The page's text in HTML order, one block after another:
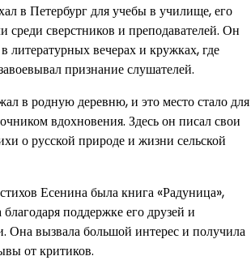
в Петербург для учебы в училище, его
среди сверстников и преподавателей. Он
литературных вечерах и кружках, где
признание слушателей.
в родную деревню, и это место стало для
вдохновения. Здесь он писал свои
о русской природе и жизни сельской
Есенина была книга «Радуница»,
поддержке его друзей и
Она вызвала большой интерес и получила
от критиков.